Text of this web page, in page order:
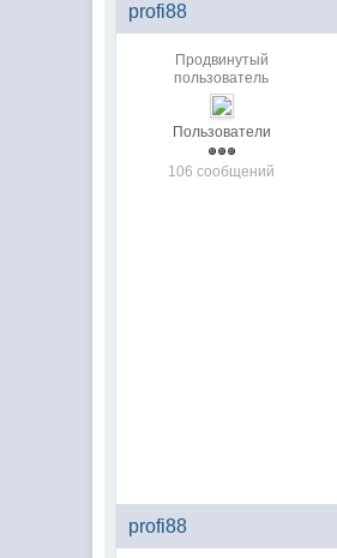
profi88
Продвинутый
пользователь
Пользователи
106 сообщений
profi88